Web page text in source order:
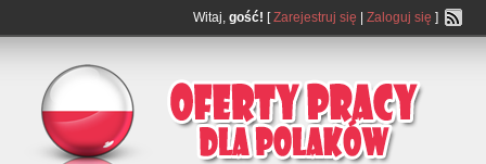
Witaj, gość! [Zarejestruj się Zaloguj się ]